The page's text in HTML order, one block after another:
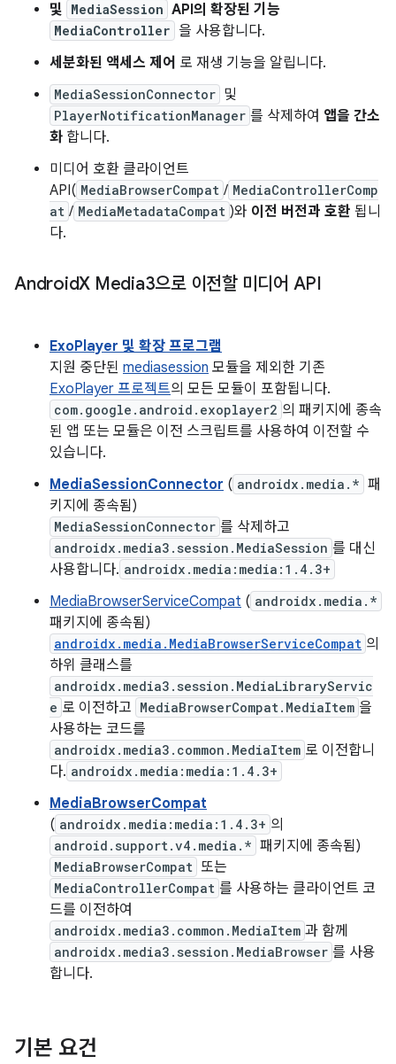
및 MediaSession API의 확장된 기능
MediaController 을 사용합니다.
세분화된 액세스 제어 로 재생 기능을 알립니다.
MediaSessionConnector 및
PlayerNotificationManager 를 삭제하여 앱을 간소
화 합니다.
미디어 호환 클라이언트
API( MediaBrowserCompat / MediaControllerComp
at / MediaMetadataCompat )와 이전 버전과 호환 됩니
다.
AndroidX Media3으로 이전할 미디어 API
ExoPlayer 및 확장 프로그램
지원 중단된 mediasession 모듈을 제외한 기존
ExoPlayer 프로젝트의 모든 모듈이 포함됩니다.
com.google.android.exoplayer2 의 패키지에 종속
된 앱 또는 모듈은 이전 스크립트를 사용하여 이전할 수
있습니다.
MediaSessionConnector ( androidx.media.* 패
키지에 종속됨)
MediaSessionConnector 를 삭제하고
androidx.media3.session.MediaSession 를 대신
사용합니다. androidx.media:media:1.4.3+
MediaBrowserServiceCompat ( androidx.media.*
패키지에 종속됨)
androidx.media.MediaBrowserServiceCompat 의
하위 클래스를
androidx.media3.session.MediaLibraryServic
e 로 이전하고 MediaBrowserCompat.MediaItem 을
사용하는 코드를
androidx.media3.common.MediaItem 로 이전합니
다. androidx.media:media:1.4.3+
MediaBrowserCompat
( androidx.media:media:1.4.3+ 의
android.support.v4.media.* 패키지에 종속됨)
MediaBrowserCompat 또는
MediaControllerCompat 를 사용하는 클라이언트 코
드를 이전하여
androidx.media3.common.MediaItem 과 함께
androidx.media3.session.MediaBrowser 를 사용
합니다.
기본 요건